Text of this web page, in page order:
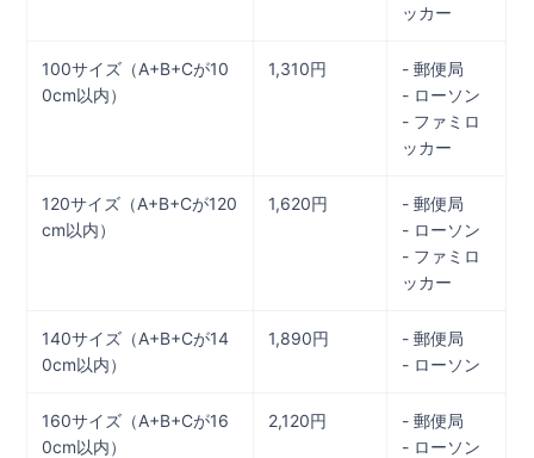
ッカー
100サイズ（A+B+Cが10
0cm以内）
1,310円
- 郵便局
- ローソン
- ファミロ
ッカー
120サイズ（A+B+Cが120
cm以内）
1,620円
- 郵便局
- ローソン
- ファミロ
ッカー
140サイズ（A+B+Cが14
0cm以内）
1,890円
- 郵便局
- ローソン
160サイズ（A+B+Cが16
0cm以内）
2,120円
- 郵便局
- ローソン